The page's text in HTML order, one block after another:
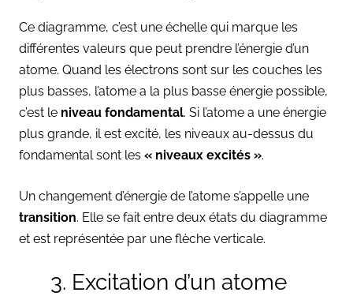
Ce diagramme, c’est une échelle qui marque les
différentes valeurs que peut prendre l’énergie d’un
atome. Quand les électrons sont sur les couches les
plus basses, l’atome a la plus basse énergie possible,
c’est le niveau fondamental. Si l’atome a une énergie
plus grande, il est excité, les niveaux au-dessus du
fondamental sont les « niveaux excités ».
Un changement d’énergie de l’atome s’appelle une
transition. Elle se fait entre deux états du diagramme
et est représentée par une flèche verticale.
3. Excitation d’un atome